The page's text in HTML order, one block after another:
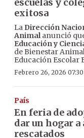
exitosa
La Dirección
Animalanunció
Educación y
de Bienestar
Educación Escolar
Febrero 26, 2026 07:30
País
En feria de
dar un hogar
rescatados